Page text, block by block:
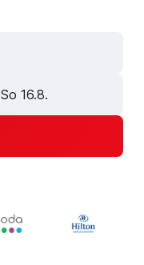
So 16.8.